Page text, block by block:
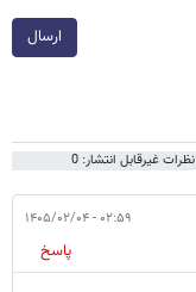
ارسال
نظرات غیرقابل انتشار: 0
۰۲:۵۹ - ۱۴۰۵/۰۲/۰۴
پاسخ